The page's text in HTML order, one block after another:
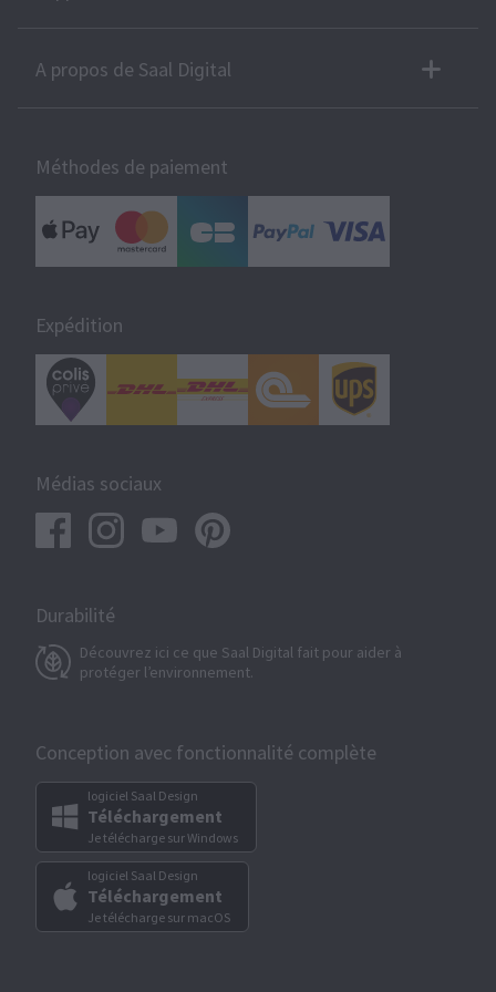
A propos de Saal Digital
Méthodes de paiement
Expédition
Médias sociaux
Durabilité
Découvrez ici ce que Saal Digital fait pour aider à
protéger l’environnement.
Conception avec fonctionnalité complète
logiciel Saal Design
Téléchargement
Je télécharge sur Windows
logiciel Saal Design
Téléchargement
Je télécharge sur macOS